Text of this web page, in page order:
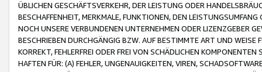
ÜBLICHEN GESCHÄFTSVERKEHR, DER LEISTUNG ODER
BESCHAFFENHEIT, MERKMALE, FUNKTIONEN, DEN
NOCH UNSERE VERBUNDENEN UNTERNEHMEN ODER LIZENZGEBER
BESCHRIEBEN DURCHGÄNGIG BZW. AUF BESTIMMTE ART UND
KORREKT, FEHLERFREI ODER FREI VON SCHÄDLICHEN
HAFTEN FÜR: (A) FEHLER, UNGENAUIGKEITEN, VIREN,